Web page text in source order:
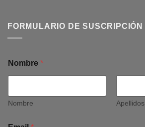
FORMULARIO DE SUSCRIPCIÓN
Nombre *
Nombre Apellidos